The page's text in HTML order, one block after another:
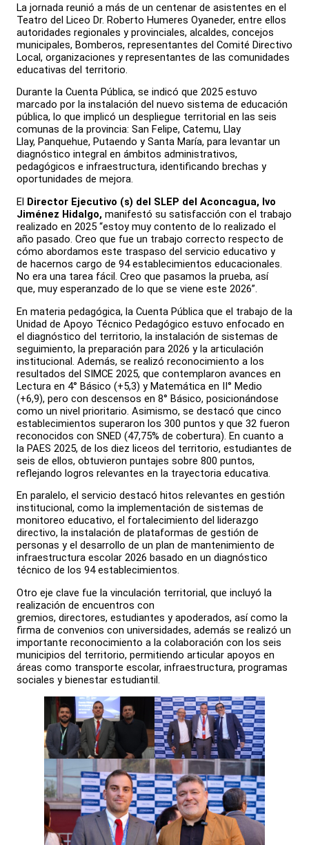
La jornada reunió a más de un centenar de asistentes en el
Teatro del Liceo Dr. Roberto Humeres Oyaneder, entre ellos
autoridades regionales y provinciales, alcaldes, concejos
municipales, Bomberos, representantes del Comité Directivo
Local, organizaciones y representantes de las comunidades
educativas del territorio.
Durante la Cuenta Pública, se indicó que 2025 estuvo
marcado por la instalación del nuevo sistema de educación
pública, lo que implicó un despliegue territorial en las seis
comunas de la provincia: San Felipe, Catemu, Llay
Llay, Panquehue, Putaendo y Santa María, para levantar un
diagnóstico integral en ámbitos administrativos,
pedagógicos e infraestructura, identificando brechas y
oportunidades de mejora.
El Director Ejecutivo (s) del SLEP del Aconcagua, Ivo
Jiménez Hidalgo, manifestó su satisfacción con el trabajo
realizado en 2025 “estoy muy contento de lo realizado el
año pasado. Creo que fue un trabajo correcto respecto de
cómo abordamos este traspaso del servicio educativo y
de hacernos cargo de 94 establecimientos educacionales.
No era una tarea fácil. Creo que pasamos la prueba, así
que, muy esperanzado de lo que se viene este 2026”.
En materia pedagógica, la Cuenta Pública que el trabajo de la
Unidad de Apoyo Técnico Pedagógico estuvo enfocado en
el diagnóstico del territorio, la instalación de sistemas de
seguimiento, la preparación para 2026 y la articulación
institucional. Además, se realizó reconocimiento a los
resultados del SIMCE 2025, que contemplaron avances en
Lectura en 4° Básico (+5,3) y Matemática en II° Medio
(+6,9), pero con descensos en 8° Básico, posicionándose
como un nivel prioritario. Asimismo, se destacó que cinco
establecimientos superaron los 300 puntos y que 32 fueron
reconocidos con SNED (47,75% de cobertura). En cuanto a
la PAES 2025, de los diez liceos del territorio, estudiantes de
seis de ellos, obtuvieron puntajes sobre 800 puntos,
reflejando logros relevantes en la trayectoria educativa.
En paralelo, el servicio destacó hitos relevantes en gestión
institucional, como la implementación de sistemas de
monitoreo educativo, el fortalecimiento del liderazgo
directivo, la instalación de plataformas de gestión de
personas y el desarrollo de un plan de mantenimiento de
infraestructura escolar 2026 basado en un diagnóstico
técnico de los 94 establecimientos.
Otro eje clave fue la vinculación territorial, que incluyó la
realización de encuentros con
gremios, directores, estudiantes y apoderados, así como la
firma de convenios con universidades, además se realizó un
importante reconocimiento a la colaboración con los seis
municipios del territorio, permitiendo articular apoyos en
áreas como transporte escolar, infraestructura, programas
sociales y bienestar estudiantil.